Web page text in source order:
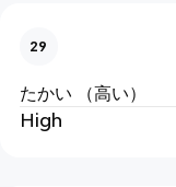
29
たかい （高い）
High